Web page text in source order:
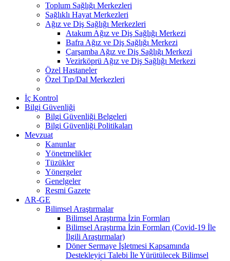
Toplum Sağlığı Merkezleri
Sağlıklı Hayat Merkezleri
Ağız ve Diş Sağlığı Merkezleri
Atakum Ağız ve Diş Sağlığı Merkezi
Bafra Ağız ve Diş Sağlığı Merkezi
Çarşamba Ağız ve Diş Sağlığı Merkezi
Vezirköprü Ağız ve Diş Sağlığı Merkezi
Özel Hastaneler
Özel Tıp/Dal Merkezleri
İç Kontrol
Bilgi Güvenliği
Bilgi Güvenliği Belgeleri
Bilgi Güvenliği Politikaları
Mevzuat
Kanunlar
Yönetmelikler
Tüzükler
Yönergeler
Genelgeler
Resmi Gazete
AR-GE
Bilimsel Araştırmalar
Bilimsel Araştırma İzin Formları
Bilimsel Araştırma İzin Formları (Covid-19 İle
İlgili Araştırmalar)
Döner Sermaye İşletmesi Kapsamında
Destekleyici Talebi İle Yürütülecek Bilimsel